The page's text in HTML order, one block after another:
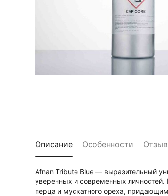
Описание Особенности
Afnan Tribute Blue — выразительный
уверенных и современных
перца и мускатного ореха,